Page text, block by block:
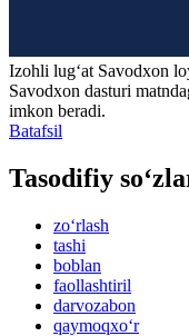
Izohli lugʻat Savodxon
Savodxon dasturi
imkon beradi.
Batafsil
Tasodifiy
zo‘rlash
tashi
boblan
faollashtiril
darvozabon
qaymoqxo‘r